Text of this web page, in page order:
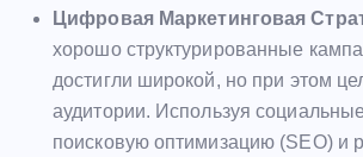
Цифровая Маркетинговая
хорошо структурированные
достигли широкой, но при этом
аудитории. Используя
поисковую оптимизацию (SEO) и